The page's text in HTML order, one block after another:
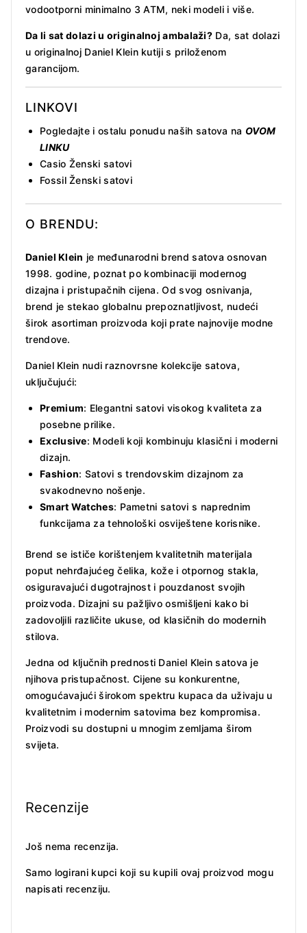
vodootporni minimalno 3 ATM, neki modeli i više.
Da li sat dolazi u originalnoj ambalaži? Da, sat dolazi
u originalnoj Daniel Klein kutiji s priloženom
garancijom.
LINKOVI
Pogledajte i ostalu ponudu naših satova na OVOM
LINKU
Casio Ženski satovi
Fossil Ženski satovi
O BRENDU:
Daniel Klein je međunarodni brend satova osnovan
1998. godine, poznat po kombinaciji modernog
dizajna i pristupačnih cijena. Od svog osnivanja,
brend je stekao globalnu prepoznatljivost, nudeći
širok asortiman proizvoda koji prate najnovije modne
trendove.
Daniel Klein nudi raznovrsne kolekcije satova,
uključujući:
Premium: Elegantni satovi visokog kvaliteta za
posebne prilike.
Exclusive: Modeli koji kombinuju klasični i moderni
dizajn.
Fashion: Satovi s trendovskim dizajnom za
svakodnevno nošenje.
Smart Watches: Pametni satovi s naprednim
funkcijama za tehnološki osviještene korisnike.
Brend se ističe korištenjem kvalitetnih materijala
poput nehrđajućeg čelika, kože i otpornog stakla,
osiguravajući dugotrajnost i pouzdanost svojih
proizvoda. Dizajni su pažljivo osmišljeni kako bi
zadovoljili različite ukuse, od klasičnih do modernih
stilova.
Jedna od ključnih prednosti Daniel Klein satova je
njihova pristupačnost. Cijene su konkurentne,
omogućavajući širokom spektru kupaca da uživaju u
kvalitetnim i modernim satovima bez kompromisa.
Proizvodi su dostupni u mnogim zemljama širom
svijeta.
Recenzije
Još nema recenzija.
Samo logirani kupci koji su kupili ovaj proizvod mogu
napisati recenziju.